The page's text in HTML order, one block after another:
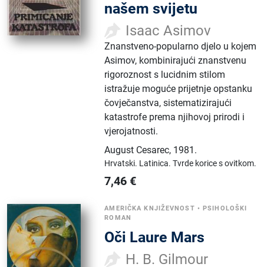
našem svijetu
Isaac Asimov
Znanstveno-popularno djelo u kojem
Asimov, kombinirajući znanstvenu
rigoroznost s lucidnim stilom
istražuje moguće prijetnje opstanku
čovječanstva, sistematizirajući
katastrofe prema njihovoj prirodi i
vjerojatnosti.
August Cesarec, 1981.
Hrvatski. Latinica.Tvrde korice s ovitkom.
7,46 €
AMERIČKA KNJIŽEVNOST •PSIHOLOŠKI
ROMAN
Oči Laure Mars
H. B. Gilmour